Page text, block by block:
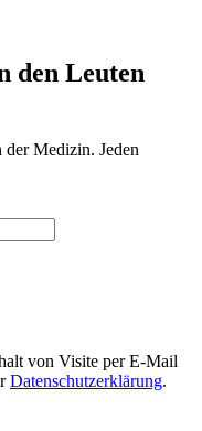
den Leuten
Medizin. Jeden
von Visite per E-Mail
Datenschutzerklärung.